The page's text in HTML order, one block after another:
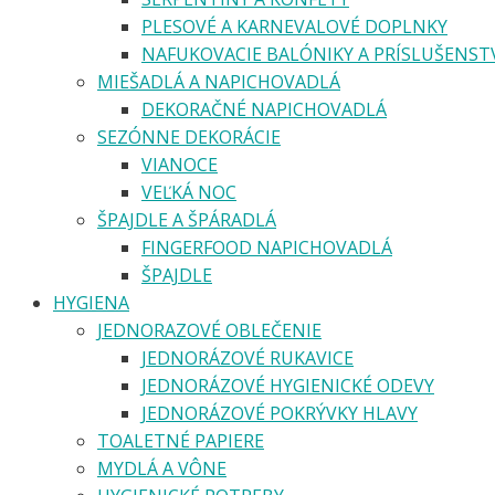
PLESOVÉ A KARNEVALOVÉ DOPLNKY
NAFUKOVACIE BALÓNIKY A
MIEŠADLÁ A NAPICHOVADLÁ
DEKORAČNÉ NAPICHOVADLÁ
SEZÓNNE DEKORÁCIE
VIANOCE
VEĽKÁ NOC
ŠPAJDLE A ŠPÁRADLÁ
FINGERFOOD NAPICHOVADLÁ
ŠPAJDLE
HYGIENA
JEDNORAZOVÉ OBLEČENIE
JEDNORÁZOVÉ RUKAVICE
JEDNORÁZOVÉ HYGIENICKÉ ODEVY
JEDNORÁZOVÉ POKRÝVKY HLAVY
TOALETNÉ PAPIERE
MYDLÁ A VÔNE